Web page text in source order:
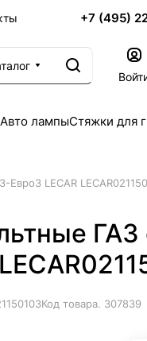
+7 (495)
Авто лампыСтяжки для
LECAR
Код товара. 307839